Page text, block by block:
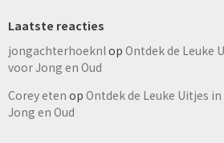
Laatste reacties
jongachterhoeknl op Ontdek de Leuke
voor Jong en Oud
Corey eten op Ontdek de Leuke Uitjes
Jong en Oud